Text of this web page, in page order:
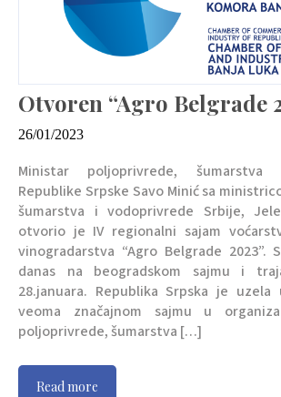
Otvoren “Agro Belgrade
26/01/2023
Ministar poljoprivrede, šumarstva
Republike Srpske Savo Minić sa
šumarstva i vodoprivrede Srbije,
otvorio je IV regionalni sajam
vinogradarstva “Agro Belgrade 2023”.
danas na beogradskom sajmu i
28.januara. Republika Srpska je uzela
veoma značajnom sajmu u
poljoprivrede, šumarstva […]
Read more